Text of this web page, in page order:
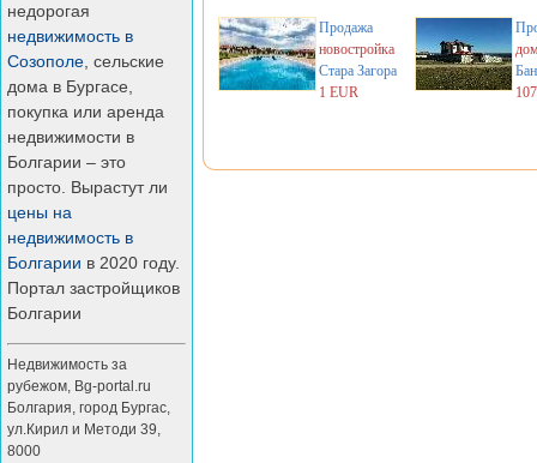
недорогая
недвижимость в
Созополе , сельские
дома в Бургасе,
покупка или аренда
недвижимости в
Болгарии – это
просто. Вырастут ли
цены на
недвижимость в
Болгарии в 2020 году.
Портал застройщиков
Болгарии
Недвижимость за
рубежом, Bg-portal.ru
Болгария, город Бургас,
ул.Кирил и Методи 39,
8000
Продажа
новостройка
Стара Загора
1 EUR